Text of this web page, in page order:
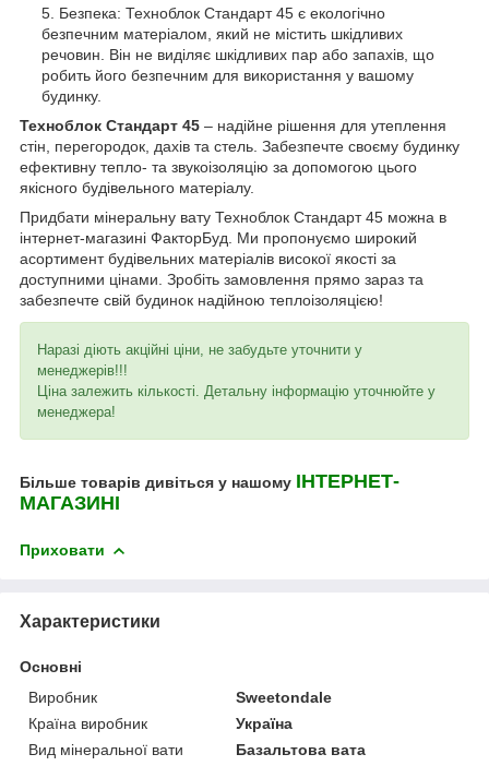
Безпека: Техноблок Стандарт 45 є екологічно
безпечним матеріалом, який не містить шкідливих
речовин. Він не виділяє шкідливих пар або запахів, що
робить його безпечним для використання у вашому
будинку.
Техноблок Стандарт 45 – надійне рішення для утеплення
стін, перегородок, дахів та стель. Забезпечте своєму будинку
ефективну тепло- та звукоізоляцію за допомогою цього
якісного будівельного матеріалу.
Придбати мінеральну вату Техноблок Стандарт 45 можна в
інтернет-магазині ФакторБуд. Ми пропонуємо широкий
асортимент будівельних матеріалів високої якості за
доступними цінами. Зробіть замовлення прямо зараз та
забезпечте свій будинок надійною теплоізоляцією!
Наразі діють акційні ціни, не забудьте уточнити у
менеджерів!!!
Ціна залежить кількості. Детальну інформацію уточнюйте у
менеджера!
Більше товарів дивіться у нашому ІНТЕРНЕТ-
МАГАЗИНІ
Приховати
Характеристики
Основні
Виробник
Sweetondale
Країна виробник
Україна
Вид мінеральної вати
Базальтова вата